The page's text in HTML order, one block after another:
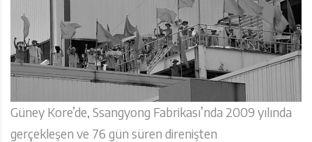
Güney Kore’de, Ssangyong Fabrikası’nda 2009 yılında
gerçekleşen ve 76 gün süren direnişten